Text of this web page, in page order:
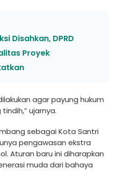
Disahkan, DPRD
Proyek
agar payung hukum
ujarnya.
sebagai Kota Santri
pengawasan ekstra
Aturan baru ini diharapkan
muda dari bahaya